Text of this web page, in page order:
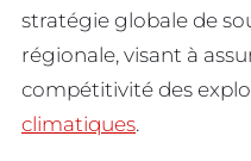
stratégie globale de
régionale, visant à
compétitivité des
climatiques.